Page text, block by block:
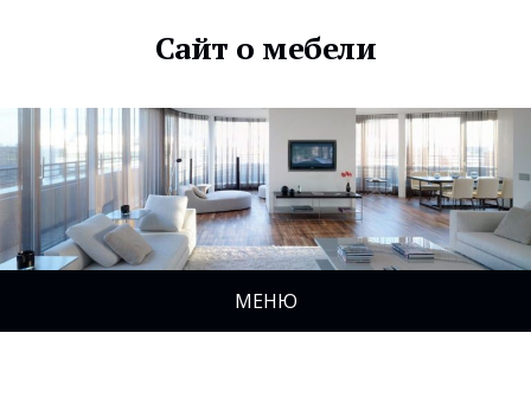
Сайт о мебели
МЕНЮ